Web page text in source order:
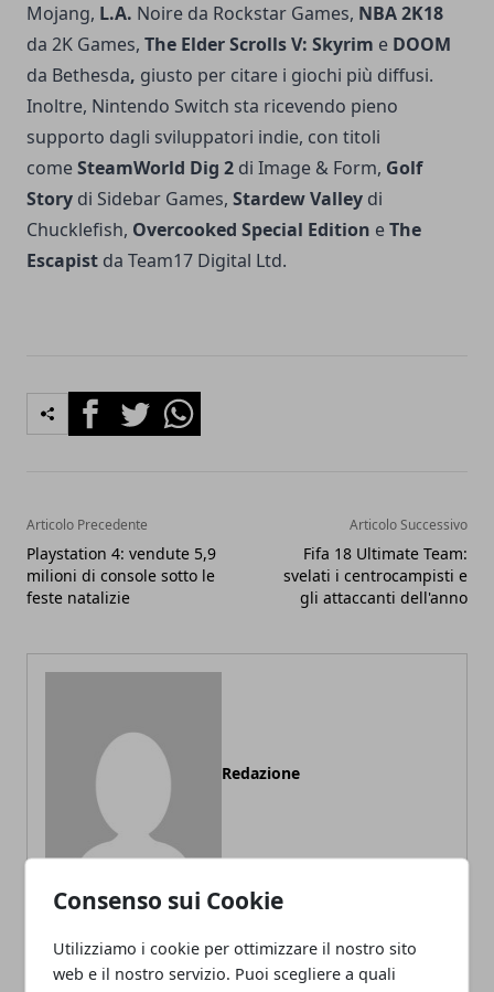
Consenso sui Cookie
Utilizziamo i cookie per ottimizzare il nostro sito
web e il nostro servizio. Puoi scegliere a quali
Mojang, L.A. Noire da Rockstar Games, NBA 2K18
da 2K Games, The Elder Scrolls V: Skyrim e DOOM
da Bethesda, giusto per citare i giochi più diffusi.
Inoltre, Nintendo Switch sta ricevendo pieno
supporto dagli sviluppatori indie, con titoli
comeSteamWorld Dig 2 di Image & Form, Golf
Story di Sidebar Games, Stardew Valley di
Chucklefish, Overcooked Special Edition eThe
Escapist da Team17 Digital Ltd.
FacebookTwitterWhatsapp
Articolo Precedente
Playstation 4: vendute 5,9
milioni di console sotto le
feste natalizie
Articolo Successivo
Fifa 18 Ultimate Team:
svelati i centrocampisti e
gli attaccanti dell'anno
Redazione
ARTICOLI CORRELATI